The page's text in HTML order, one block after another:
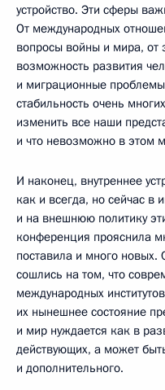
устройство. Эти сферы
От международных
вопросы войны и мира,
возможность развития
и миграционные
стабильность очень
изменить все наши
и что невозможно в этом
И наконец, внутреннее
как и всегда, но сейчас в
и на внешнюю политику
конференция прояснила
поставила и много
сошлись на том, что
международных
их нынешнее состояние
и мир нуждается как в
действующих, а может
и дополнительного.